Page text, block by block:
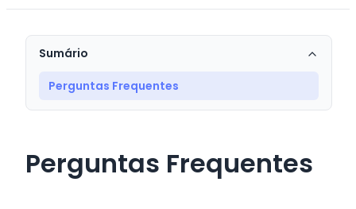
Sumário
Perguntas Frequentes
Perguntas Frequentes